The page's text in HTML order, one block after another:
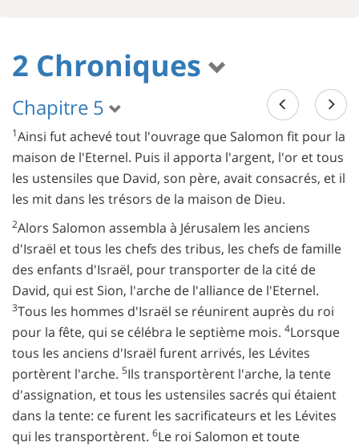
2 Chroniques
Chapitre 5
1Ainsi fut achevé tout l'ouvrage que Salomon fit pour la
maison de l'Eternel. Puis il apporta l'argent, l'or et tous
les ustensiles que David, son père, avait consacrés, et il
les mit dans les trésors de la maison de Dieu.
2Alors Salomon assembla à Jérusalem les anciens
d'Israël et tous les chefs des tribus, les chefs de famille
des enfants d'Israël, pour transporter de la cité de
David, qui est Sion, l'arche de l'alliance de l'Eternel.
3Tous les hommes d'Israël se réunirent auprès du roi
pour la fête, qui se célébra le septième mois. 4Lorsque
tous les anciens d'Israël furent arrivés, les Lévites
portèrent l'arche. 5Ils transportèrent l'arche, la tente
d'assignation, et tous les ustensiles sacrés qui étaient
dans la tente: ce furent les sacrificateurs et les Lévites
qui les transportèrent. 6Le roi Salomon et toute